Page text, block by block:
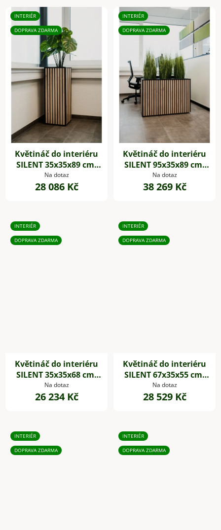
INTERIÉR
DOPRAVA ZDARMA
Květináč do interiéru
SILENT 35x35x89 cm,
dřevěné akustické
desky,hnědá
Na dotaz
28 086 Kč
INTERIÉR
DOPRAVA ZDARMA
Květináč do interiéru
SILENT 95x35x89 cm,
dřevěné akustické
desky,hnědá
Na dotaz
38 269 Kč
INTERIÉR
DOPRAVA ZDARMA
Květináč do interiéru
SILENT 35x35x68 cm,
dřevěné akustické
desky,hnědá
Na dotaz
26 234 Kč
INTERIÉR
DOPRAVA ZDARMA
Květináč do interiéru
SILENT 67x35x55 cm,
dřevěné akustické
desky,hnědá
Na dotaz
28 529 Kč
INTERIÉR
DOPRAVA ZDARMA
INTERIÉR
DOPRAVA ZDARMA